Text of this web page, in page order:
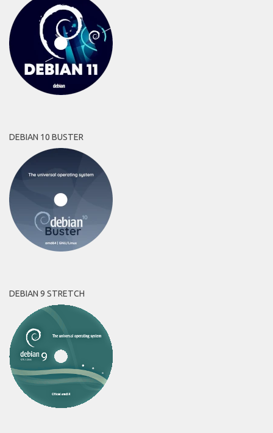
DEBIAN 10 BUSTER
DEBIAN 9 STRETCH